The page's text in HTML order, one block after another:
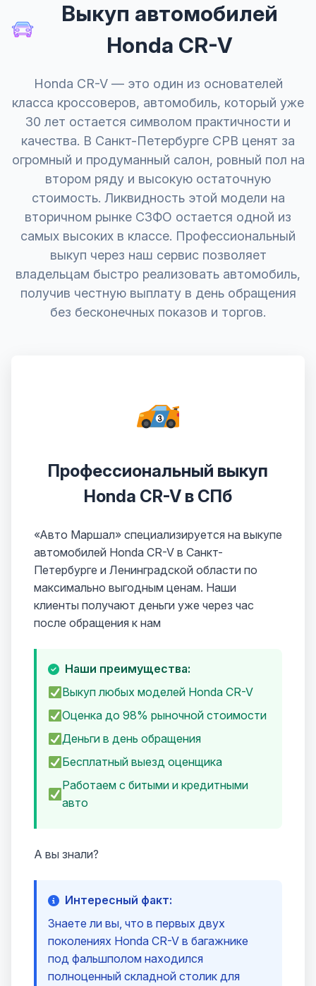
Выкуп автомобилей
Honda CR-V
Honda CR-V — это один из основателей
класса кроссоверов, автомобиль, который уже
30 лет остается символом практичности и
качества. В Санкт-Петербурге СРВ ценят за
огромный и продуманный салон, ровный пол на
втором ряду и высокую остаточную
стоимость. Ликвидность этой модели на
вторичном рынке СЗФО остается одной из
самых высоких в классе. Профессиональный
выкуп через наш сервис позволяет
владельцам быстро реализовать автомобиль,
получив честную выплату в день обращения
без бесконечных показов и торгов.
Профессиональный выкуп
Honda CR-V в СПб
«Авто Маршал» специализируется на выкупе
автомобилей Honda CR-V в Санкт-
Петербурге и Ленинградской области по
максимально выгодным ценам. Наши
клиенты получают деньги уже через час
после обращения к нам
Наши преимущества:
Выкуп любых моделей Honda CR-V
Оценка до 98% рыночной стоимости
Деньги в день обращения
Бесплатный выезд оценщика
Работаем с битыми и кредитными
авто
А вы знали?
Интересный факт:
Знаете ли вы, что в первых двух
поколениях Honda CR-V в багажнике
под фальшполом находился
полноценный складной столик для